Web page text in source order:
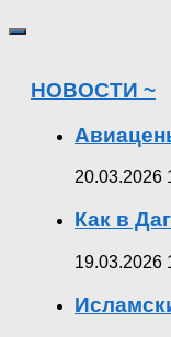
НОВОСТИ ~
20.03.2026
Как в
19.03.2026